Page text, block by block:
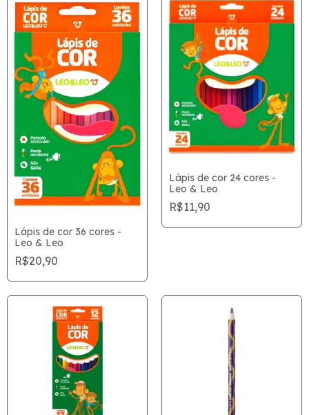
Lápis de cor 36 cores -
Leo & Leo
R$20,90
Lápis de cor 24 cores -
Leo & Leo
R$11,90